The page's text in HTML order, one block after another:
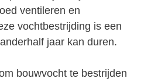
ventileren en
vochtbestrijding is een
jaar kan duren.
bouwvocht te bestrijden